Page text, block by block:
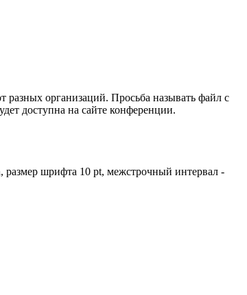
разных организаций. Просьба называть файл с
доступна на сайте конференции.
размер шрифта 10 pt, межстрочный интервал -